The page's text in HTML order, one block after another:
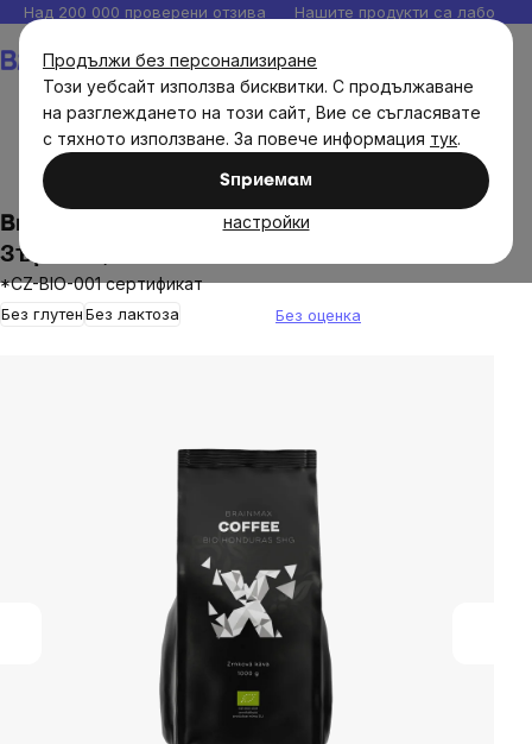
Продължи без персонализиране
Този уебсайт използва бисквитки. С продължаване
на разглеждането на този сайт, Вие се съгласявате
с тяхното използване. За повече информация тук.
Sпpиeмaм
настройки
Прескочи
към
съдържанието
Над 200 000 проверени отзива Нашите продукти са
Хранителни продукти Чай, кафе, какао
BrainMax Coffee, Кафе Хондурас SHG BIO,
Зърнено, 1 кг
*CZ-BIO-001 сертификат
Без глутенБез лактоза
0,0
out
stars.
Без оценка